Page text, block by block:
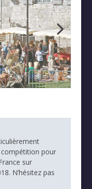
pour
sur
N’hésitez pas